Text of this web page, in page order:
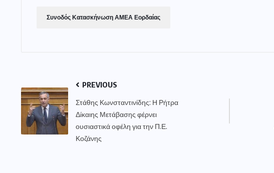
Συνοδός Κατασκήνωση ΑΜΕΑ Εορδαίας
PREVIOUS
Στάθης Κωνσταντινίδης: Η Ρήτρα
Δίκαιης Μετάβασης φέρνει
ουσιαστικά οφέλη για την Π.Ε.
Κοζάνης